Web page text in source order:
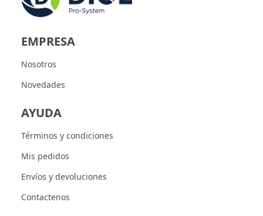
EMPRESA
Nosotros
Novedades
AYUDA
Términos y condiciones
Mis pedidos
Envíos y devoluciones
Contactenos